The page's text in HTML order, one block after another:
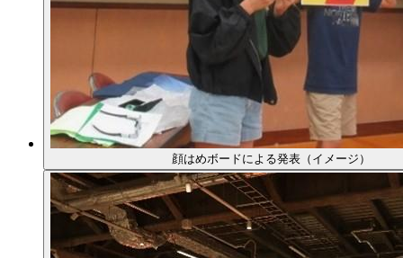
顔はめボードによる発表（イメージ）